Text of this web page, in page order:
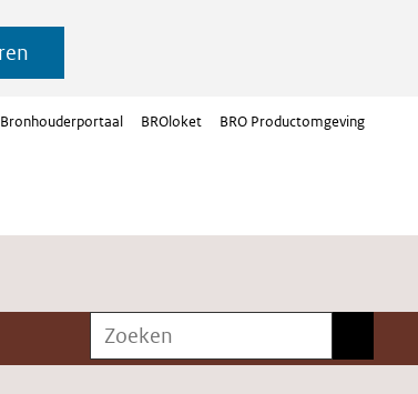
BROloket BRO Productomgeving
Zoeken